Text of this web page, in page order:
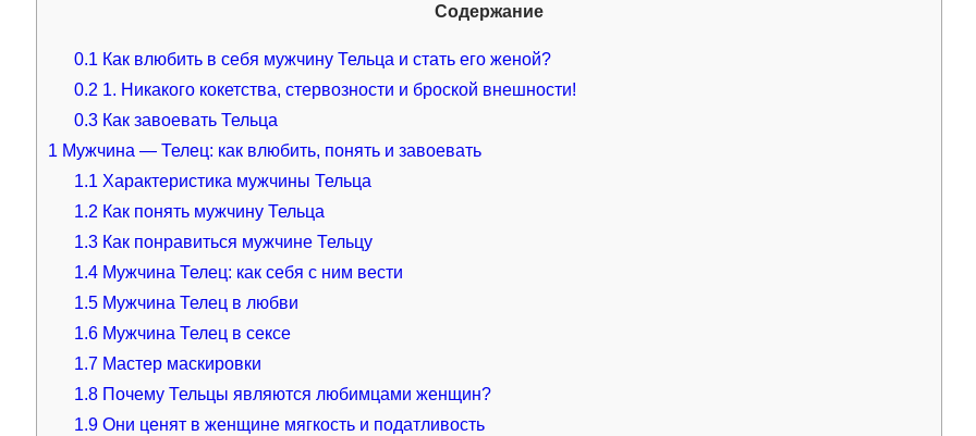
Содержание
0.1 Как влюбить в себя мужчину Тельца и стать его женой?
0.2 1. Никакого кокетства, стервозности и броской внешности!
0.3 Как завоевать Тельца
1 Мужчина — Телец: как влюбить, понять и завоевать
1.1 Характеристика мужчины Тельца
1.2 Как понять мужчину Тельца
1.3 Как понравиться мужчине Тельцу
1.4 Мужчина Телец: как себя с ним вести
1.5 Мужчина Телец в любви
1.6 Мужчина Телец в сексе
1.7 Мастер маскировки
1.8 Почему Тельцы являются любимцами женщин?
1.9 Они ценят в женщине мягкость и податливость